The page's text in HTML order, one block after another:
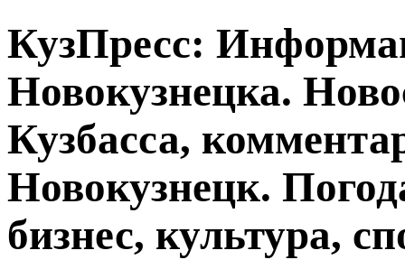
КузПресс:
Новокузнецка.
Кузбасса,
Новокузнецк.
бизнес, культура,